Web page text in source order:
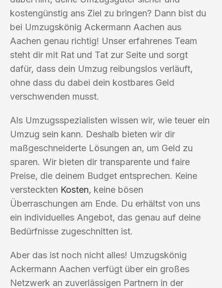
kostengünstig ans Ziel zu bringen? Dann bist du
bei Umzugskönig Ackermann Aachen aus
Aachen genau richtig! Unser erfahrenes Team
steht dir mit Rat und Tat zur Seite und sorgt
dafür, dass dein Umzug reibungslos verläuft,
ohne dass du dabei dein kostbares Geld
verschwenden musst.
Als Umzugsspezialisten wissen wir, wie teuer ein
Umzug sein kann. Deshalb bieten wir dir
maßgeschneiderte Lösungen an, um Geld zu
sparen. Wir bieten dir transparente und faire
Preise, die deinem Budget entsprechen. Keine
versteckten Kosten, keine bösen
Überraschungen am Ende. Du erhältst von uns
ein individuelles Angebot, das genau auf deine
Bedürfnisse zugeschnitten ist.
Aber das ist noch nicht alles! Umzugskönig
Ackermann Aachen verfügt über ein großes
Netzwerk an zuverlässigen Partnern in der